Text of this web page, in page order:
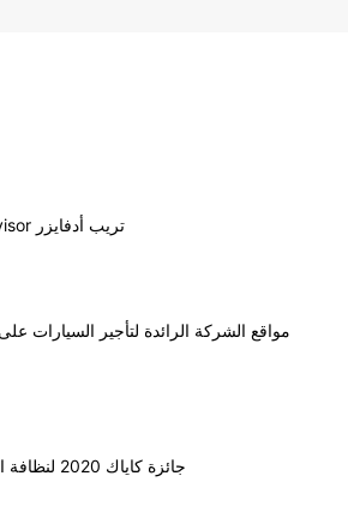
TripAdvisor تريب أدفايزر
مواقع الشركة الرائدة لتأجير السيارات
جائزة كاياك 2020 لنظافة المركبات